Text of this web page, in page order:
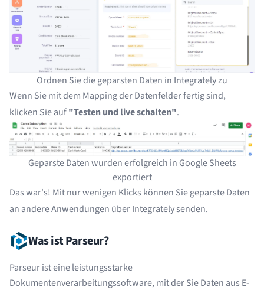
Ordnen Sie die geparsten Daten in Integrately zu
Wenn Sie mit dem Mapping der Datenfelder fertig sind,
klicken Sie auf"Testen und live schalten".
Geparste Daten wurden erfolgreich in Google Sheets
exportiert
Das war's! Mit nur wenigen Klicks können Sie geparste Daten
an andere Anwendungen über Integrately senden.
Was ist Parseur?
Parseur ist eine leistungsstarke
Dokumentenverarbeitungssoftware, mit der Sie Daten aus E-